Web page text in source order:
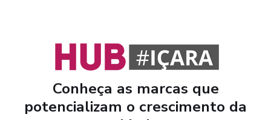
Conheça as marcas que
potencializam o crescimento da
cidade